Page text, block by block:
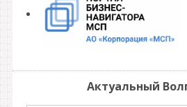
Актуальный